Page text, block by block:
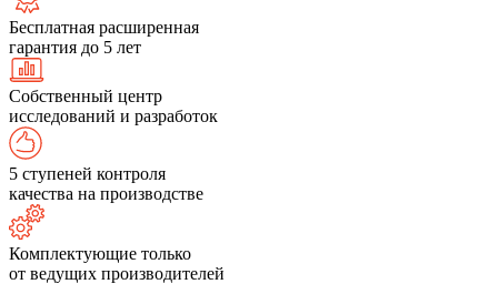
Бесплатная расширенная
гарантия до 5 лет
Собственный центр
исследований и разработок
5 ступеней контроля
качества на производстве
Комплектующие только
от ведущих производителей